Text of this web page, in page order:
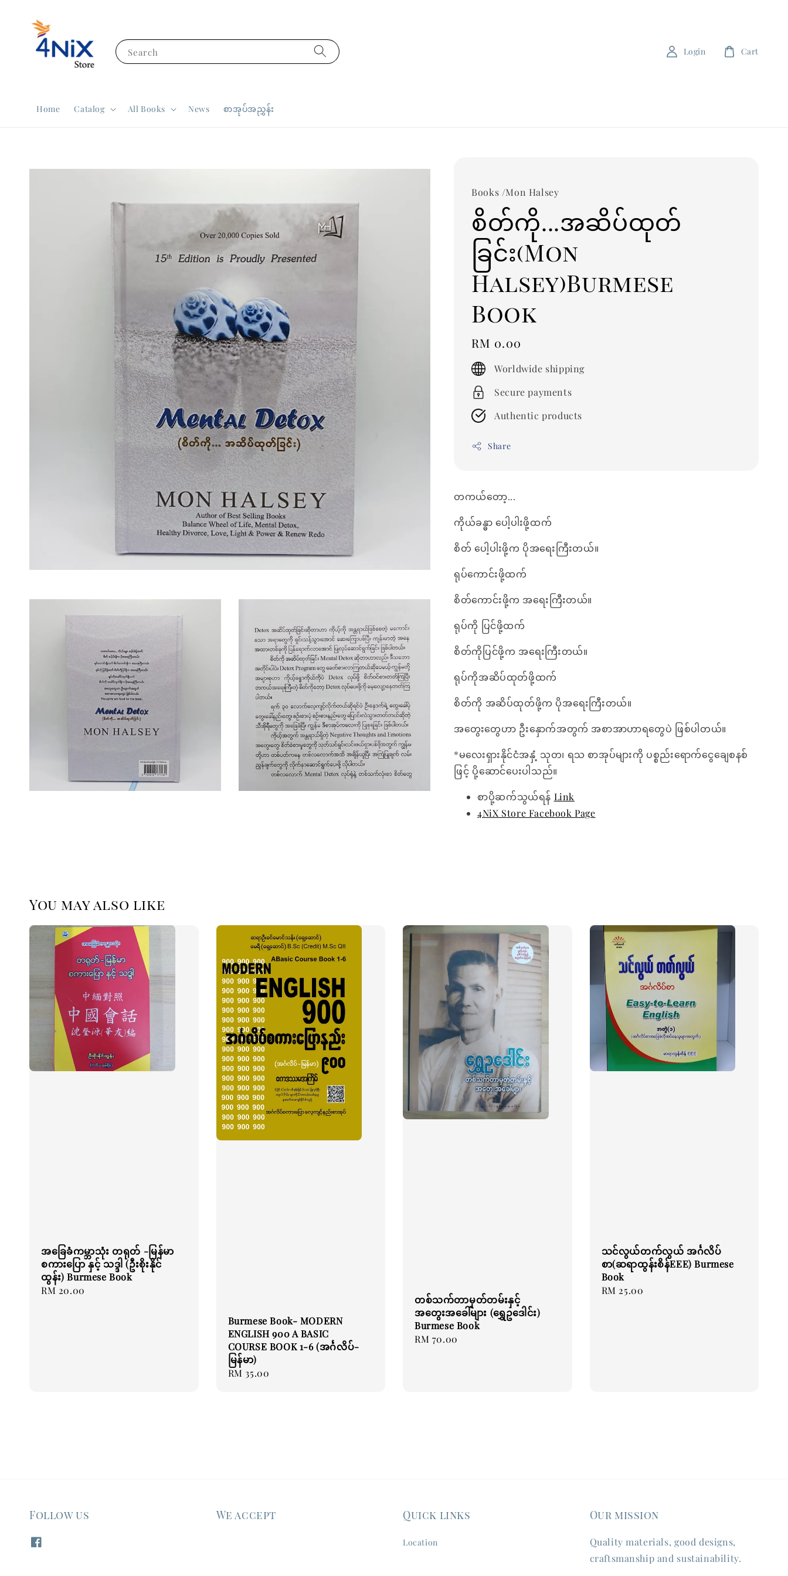
Search
Home Catalog All Books News စာအုပ်အညွှန်း
Login Cart
Books /Mon Halsey
စိတ်ကို...အဆိပ်ထုတ်
ခြင်း(Mon
Halsey)Burmese
Book
Regular
price
RM 0.00
Worldwide shipping
Secure payments
Authentic products
Share
တကယ်တော့...
ကိုယ်ခန္ဓာ ပေါ့ပါးဖို့ထက်
စိတ် ပေါ့ပါးဖို့က ပိုအရေးကြီးတယ်။
ရုပ်ကောင်းဖို့ထက်
စိတ်ကောင်းဖို့က အရေးကြီးတယ်။
ရုပ်ကို ပြင်ဖို့ထက်
စိတ်ကိုပြင်ဖို့က အရေးကြီးတယ်။
ရုပ်ကိုအဆိပ်ထုတ်ဖို့ထက်
စိတ်ကို အဆိပ်ထုတ်ဖို့က ပိုအရေးကြီးတယ်။
အတွေးတွေဟာ ဦးနှောက်အတွက် အစာအာဟာရတွေပဲ ဖြစ်ပါတယ်။
*မလေးရှားနိုင်ငံအနှံ့ သုတ၊ ရသ စာအုပ်များကို ပစ္စည်းရောက်ငွေချေစနစ်
ဖြင့် ပို့ဆောင်ပေးပါသည်။
စာပို့ဆက်သွယ်ရန် Link
4NiX Store Facebook Page
You may also like
အခြေခံကမ္ဘာသုံး တရုတ် -မြန်မာ
စကားပြော နှင့် သဒ္ဒါ (ဦးစိုးနိုင်
ထွန်း) Burmese Book
Regular
RM 20.00
Burmese Book- MODERN
ENGLISH 900 A BASIC
COURSE BOOK 1-6 (အင်္ဂလိပ်-
မြန်မာ)
Regular
RM 35.00
တစ်သက်တာမှတ်တမ်းနှင့်
အတွေးအခေါ်များ (ရွှေဥဒေါင်း)
Burmese Book
Regular
RM 70.00
သင်လွယ်တက်လွယ် အင်္ဂလိပ်
စာ(ဆရာထွန်းစိန်EEE) Burmese
Book
Regular
RM 25.00
Follow us We accept Quick links
Location
Our mission
Quality materials, good designs,
craftsmanship and sustainability.